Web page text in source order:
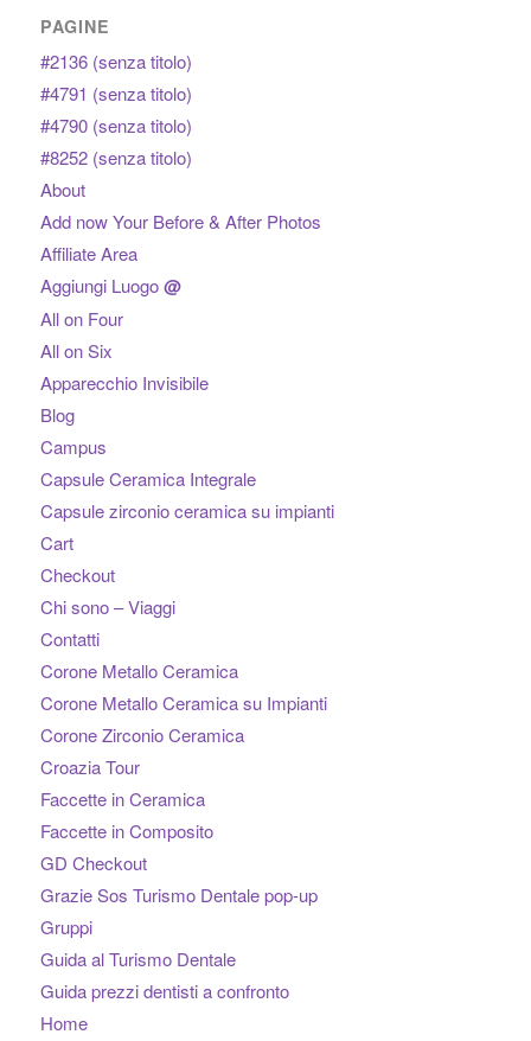
PAGINE
#2136 (senza titolo)
#4791 (senza titolo)
#4790 (senza titolo)
#8252 (senza titolo)
About
Add now Your Before & After Photos
Affiliate Area
Aggiungi Luogo@
All on Four
All on Six
Apparecchio Invisibile
Blog
Campus
Capsule Ceramica Integrale
Capsule zirconio ceramica su impianti
Cart
Checkout
Chi sono – Viaggi
Contatti
Corone Metallo Ceramica
Corone Metallo Ceramica su Impianti
Corone Zirconio Ceramica
Croazia Tour
Faccette in Ceramica
Faccette in Composito
GD Checkout
Grazie Sos Turismo Dentale pop-up
Gruppi
Guida al Turismo Dentale
Guida prezzi dentisti a confronto
Home